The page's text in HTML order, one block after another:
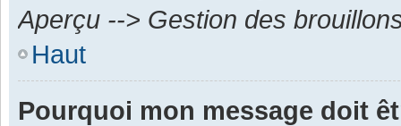
Aperçu --> Gestion des
Haut
Pourquoi mon message doit